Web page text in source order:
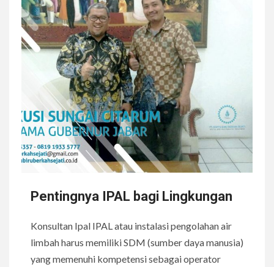
Pentingnya IPAL bagi Lingkungan
Konsultan Ipal IPAL atau instalasi pengolahan air
limbah harus memiliki SDM (sumber daya manusia)
yang memenuhi kompetensi sebagai operator